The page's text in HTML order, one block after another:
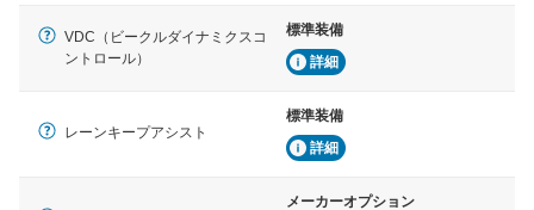
VDC（ビークルダイナミクスコ
ントロール）
標準装備
詳細
レーンキープアシスト
標準装備
詳細
メーカーオプション